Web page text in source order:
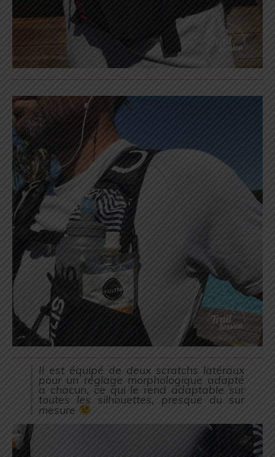
Il est équipé de deux scratchs latéraux
pour un réglage morphologique adapté
a chacun, ce qui le rend adaptable sur
toutes les silhouettes, presque du sur
mesure